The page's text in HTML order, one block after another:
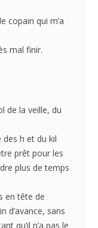
copain qui m’a
mal finir.
de la veille, du
h et du kil
prêt pour les
plus de temps
en tête de
d’avance, sans
qu’il n’a pas le